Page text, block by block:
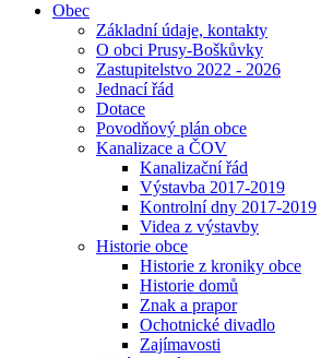
Obec
Základní údaje, kontakty
O obci Prusy-Boškůvky
Zastupitelstvo 2022 - 2026
Jednací řád
Dotace
Povodňový plán obce
Kanalizace a ČOV
Kanalizační řád
Výstavba 2017-2019
Kontrolní dny 2017-2019
Videa z výstavby
Historie obce
Historie z kroniky obce
Historie domů
Znak a prapor
Ochotnické divadlo
Zajímavosti